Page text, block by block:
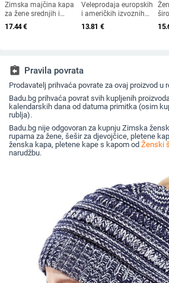
Zimska majčina kapa
za žene srednjih i
starijih godina, pletena
od zečjeg krzna,
za umivaonik
17.44€
Veleprodaja europskih
i američkih izvoznih
ljetnih bejzbolskih
kapa s vezicom na
13.81 €
za
za
assignment_return Pravila povrata
Prodavatelj prihvaća povrate za ovaj proizvod u
Badu.bg prihvaća povrat svih kupljenih
kalendarskih dana od datuma primitka (osim
rublja).
Badu.bg nije odgovoran za kupnju Zimska
rupama za žene, šešir za djevojčice, pletene
ženska kapa, pletene kape s kapom od Ženski
narudžbu.